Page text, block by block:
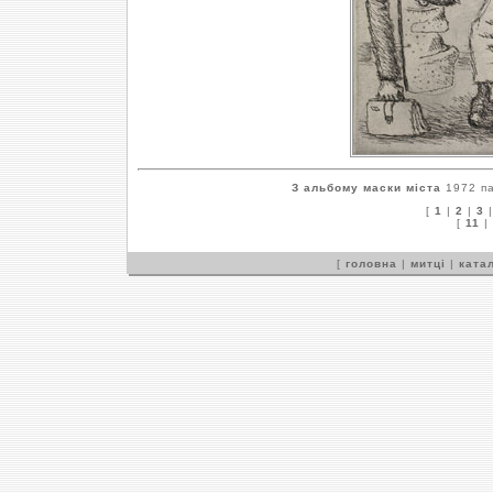
З альбому маски міста
1972
[ 1 | 2 | 3
[ 11 |
[ головна | митці |